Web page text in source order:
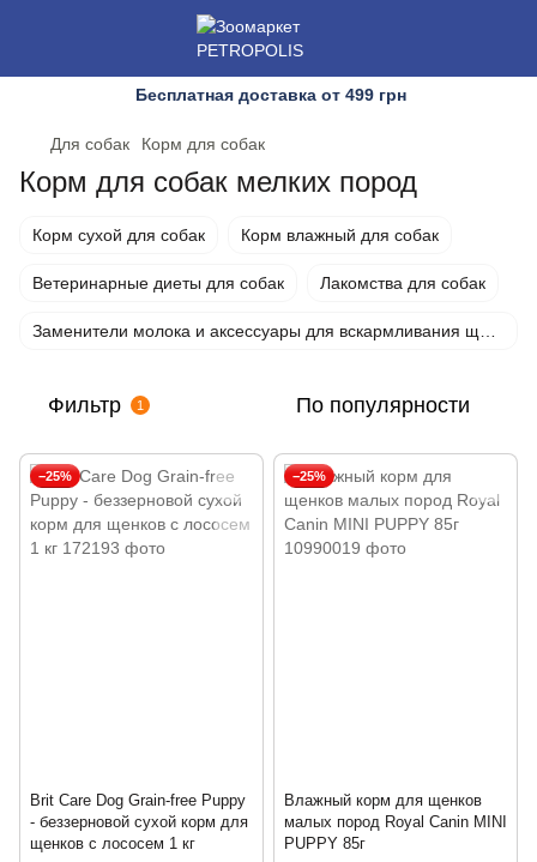
Бесплатная доставка от 499 грн
Для собак Корм для собак
Корм для собак мелких пород
Корм сухой для собак Корм влажный для собак
Ветеринарные диеты для собак Лакомства для собак
Фильтр 1 По популярности
−25%
Brit Care Dog Grain-free Puppy
- беззерновой сухой корм для
щенков с лососем 1 кг
−25%
Влажный корм для щенков
малых пород Royal Canin MINI
PUPPY 85г